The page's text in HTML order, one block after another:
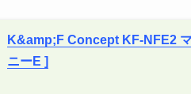
K&amp;F Concept KF-NFE2
ニーE ]